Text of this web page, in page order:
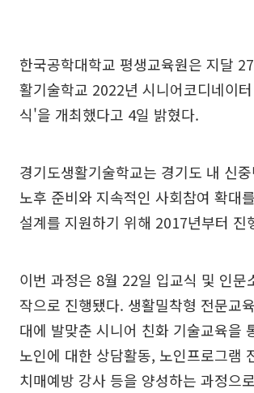
한국공학대학교 평생교육원은 지달
활기술학교 2022년 시니어코디네이
식'을 개최했다고 4일 밝혔다.
경기도생활기술학교는 경기도 내 신
노후 준비와 지속적인 사회참여 확대
설계를 지원하기 위해 2017년부터 진
이번 과정은 8월 22일 입교식 및 인문
작으로 진행됐다. 생활밀착형 전문교
대에 발맞춘 시니어 친화 기술교육을
노인에 대한 상담활동, 노인프로그램
치매예방 강사 등을 양성하는 과정으